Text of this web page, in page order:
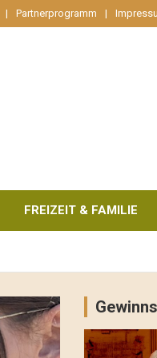
Partnerprogramm
FREIZEIT & FAMILIE